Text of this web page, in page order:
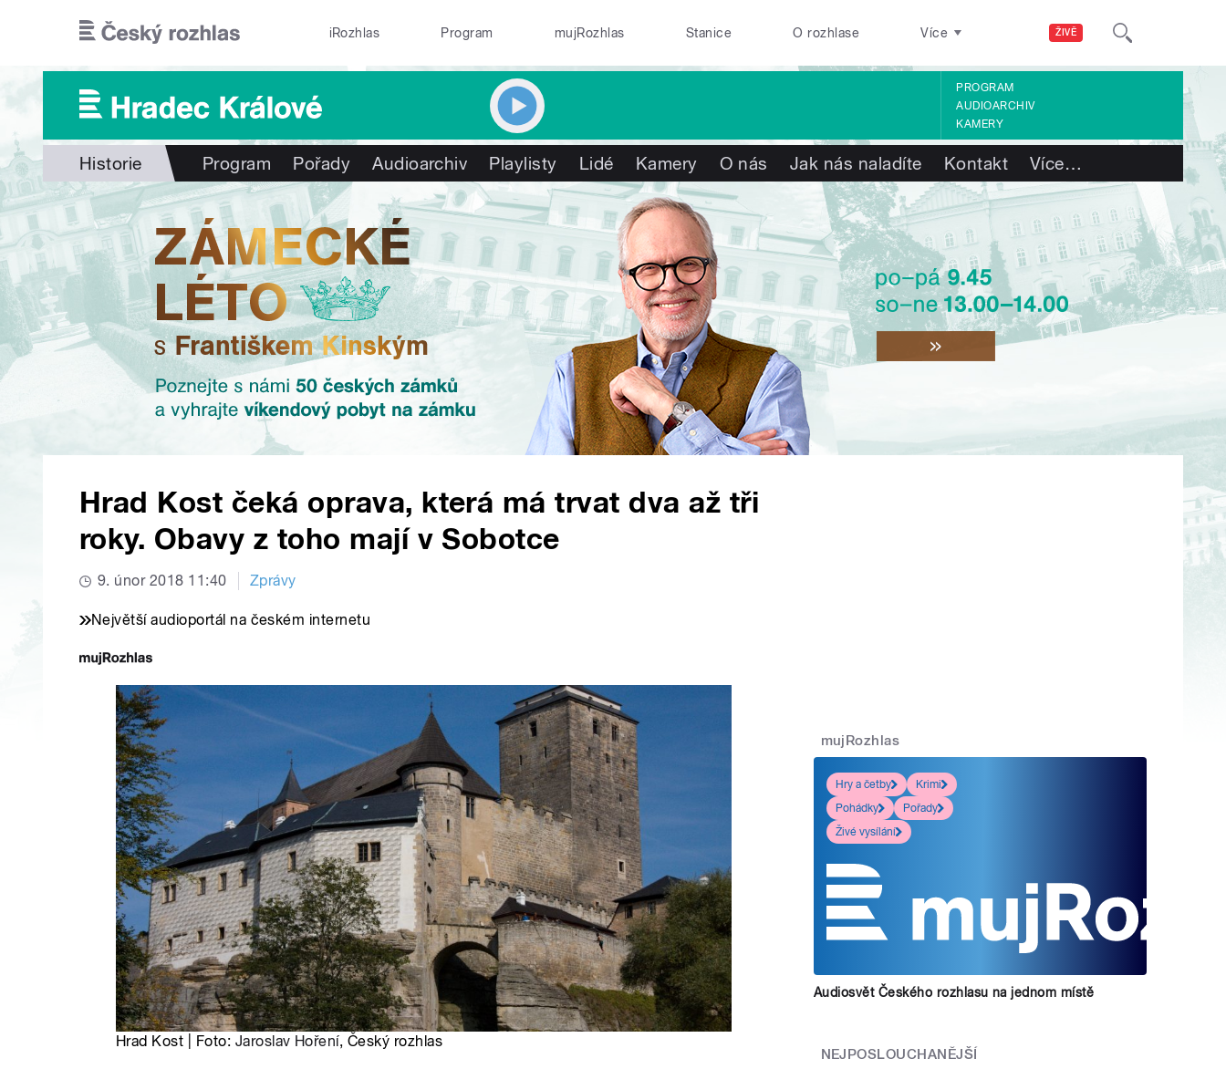
ŽIVĚ
iRozhlas Program mujRozhlas Stanice O rozhlase Více
PROGRAM
AUDIOARCHIV
KAMERY
Historie Program Pořady Audioarchiv Playlisty Lidé Kamery O nás Jak nás naladíte Kontakt Více…
Hrad Kost čeká oprava, která má trvat dva až tři
roky. Obavy z toho mají v Sobotce
9. únor 2018 11:40 Zprávy
Největší audioportál na českém internetu
Hrad Kost | Foto: Jaroslav Hoření, Český rozhlas
mujRozhlas
Hry a četby
Krimi
Pohádky
Pořady
Živé vysílání
Audiosvět Českého rozhlasu na jednom místě
NEJPOSLOUCHANĚJŠÍ